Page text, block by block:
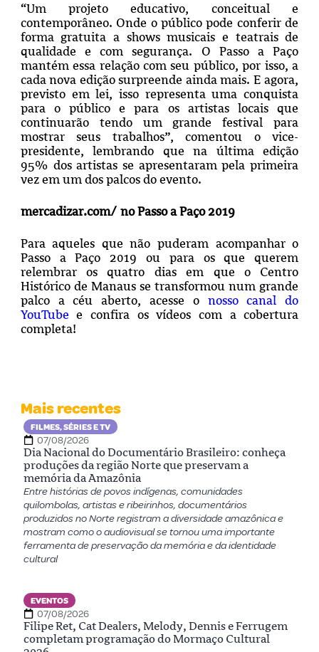
“Um projeto educativo, conceitual e
contemporâneo. Onde o público pode conferir de
forma gratuita a shows musicais e teatrais de
qualidade e com segurança. O Passo a Paço
mantém essa relação com seu público, por isso, a
cada nova edição surpreende ainda mais. E agora,
previsto em lei, isso representa uma conquista
para o público e para os artistas locais que
continuarão tendo um grande festival para
mostrar seus trabalhos”, comentou o vice-
presidente, lembrando que na última edição
95% dos artistas se apresentaram pela primeira
vez em um dos palcos do evento.
mercadizar.com/ no Passo a Paço 2019
Para aqueles que não puderam acompanhar o
Passo a Paço 2019 ou para os que querem
relembrar os quatro dias em que o Centro
Histórico de Manaus se transformou num grande
palco a céu aberto, acesse o nosso canal do
YouTube e confira os vídeos com a cobertura
completa!
Mais recentes
FILMES, SÉRIES E TV
07/08/2026
Dia Nacional do Documentário Brasileiro: conheça
produções da região Norte que preservam a
memória da Amazônia
Entre histórias de povos indígenas, comunidades
quilombolas, artistas e ribeirinhos, documentários
produzidos no Norte registram a diversidade amazônica e
mostram como o audiovisual se tornou uma importante
ferramenta de preservação da memória e da identidade
cultural
EVENTOS
07/08/2026
Filipe Ret, Cat Dealers, Melody, Dennis e Ferrugem
completam programação do Mormaço Cultural